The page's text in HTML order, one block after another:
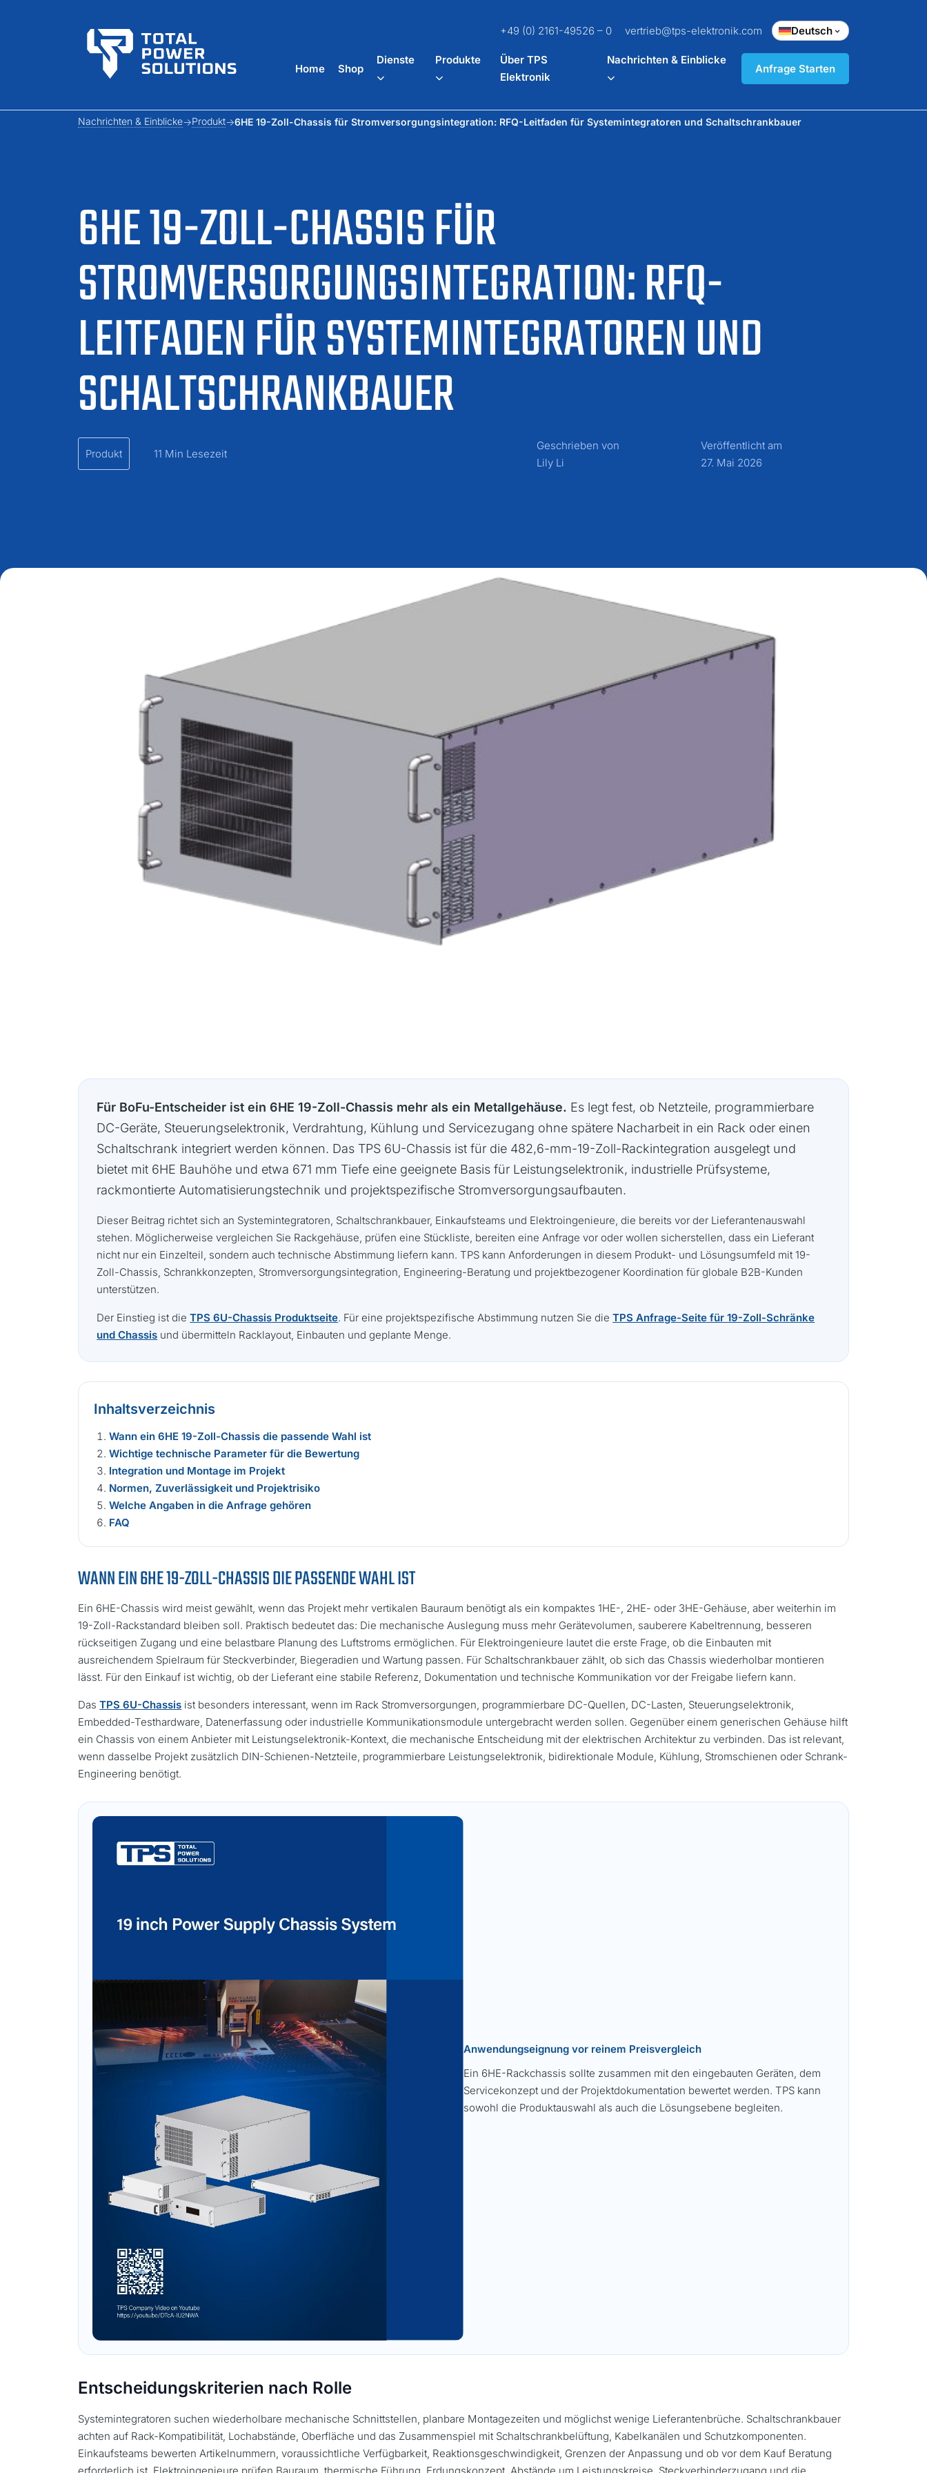
+49 (0) 2161-49526 – 0 vertrieb@tps-elektronik.com Deutsch
Home Shop
Dienste Produkte
Über TPS
Elektronik
Nachrichten & Einblicke
Anfrage Starten
6HE 19-ZOLL-CHASSIS FÜR
STROMVERSORGUNGSINTEGRATION: RFQ-
LEITFADEN FÜR SYSTEMINTEGRATOREN UND
SCHALTSCHRANKBAUER
Nachrichten & Einblicke Produkt 6HE 19-Zoll-Chassis für Stromversorgungsintegration: RFQ-Leitfaden für Systemintegratoren und Schaltschrankbauer
Produkt 11 Min Lesezeit
Geschrieben von
Lily Li
Veröffentlicht am
27. Mai 2026
Für BoFu-Entscheider ist ein 6HE 19-Zoll-Chassis mehr als ein Metallgehäuse. Es legt fest, ob Netzteile, programmierbare
DC-Geräte, Steuerungselektronik, Verdrahtung, Kühlung und Servicezugang ohne spätere Nacharbeit in ein Rack oder einen
Schaltschrank integriert werden können. Das TPS 6U-Chassis ist für die 482,6-mm-19-Zoll-Rackintegration ausgelegt und
bietet mit 6HE Bauhöhe und etwa 671 mm Tiefe eine geeignete Basis für Leistungselektronik, industrielle Prüfsysteme,
rackmontierte Automatisierungstechnik und projektspezifische Stromversorgungsaufbauten.
Dieser Beitrag richtet sich an Systemintegratoren, Schaltschrankbauer, Einkaufsteams und Elektroingenieure, die bereits vor der Lieferantenauswahl
stehen. Möglicherweise vergleichen Sie Rackgehäuse, prüfen eine Stückliste, bereiten eine Anfrage vor oder wollen sicherstellen, dass ein Lieferant
nicht nur ein Einzelteil, sondern auch technische Abstimmung liefern kann. TPS kann Anforderungen in diesem Produkt- und Lösungsumfeld mit 19-
Zoll-Chassis, Schrankkonzepten, Stromversorgungsintegration, Engineering-Beratung und projektbezogener Koordination für globale B2B-Kunden
unterstützen.
Der Einstieg ist dieTPS 6U-Chassis Produktseite. Für eine projektspezifische Abstimmung nutzen Sie dieTPS Anfrage-Seite für 19-Zoll-Schränke
und Chassis und übermitteln Racklayout, Einbauten und geplante Menge.
Inhaltsverzeichnis
Wann ein 6HE 19-Zoll-Chassis die passende Wahl ist
Wichtige technische Parameter für die Bewertung
Integration und Montage im Projekt
Normen, Zuverlässigkeit und Projektrisiko
Welche Angaben in die Anfrage gehören
FAQ
WANN EIN 6HE 19-ZOLL-CHASSIS DIE PASSENDE WAHL IST
Ein 6HE-Chassis wird meist gewählt, wenn das Projekt mehr vertikalen Bauraum benötigt als ein kompaktes 1HE-, 2HE- oder 3HE-Gehäuse, aber weiterhin im
19-Zoll-Rackstandard bleiben soll. Praktisch bedeutet das: Die mechanische Auslegung muss mehr Gerätevolumen, sauberere Kabeltrennung, besseren
rückseitigen Zugang und eine belastbare Planung des Luftstroms ermöglichen. Für Elektroingenieure lautet die erste Frage, ob die Einbauten mit
ausreichendem Spielraum für Steckverbinder, Biegeradien und Wartung passen. Für Schaltschrankbauer zählt, ob sich das Chassis wiederholbar montieren
lässt. Für den Einkauf ist wichtig, ob der Lieferant eine stabile Referenz, Dokumentation und technische Kommunikation vor der Freigabe liefern kann.
DasTPS 6U-Chassis ist besonders interessant, wenn im Rack Stromversorgungen, programmierbare DC-Quellen, DC-Lasten, Steuerungselektronik,
Embedded-Testhardware, Datenerfassung oder industrielle Kommunikationsmodule untergebracht werden sollen. Gegenüber einem generischen Gehäuse hilft
ein Chassis von einem Anbieter mit Leistungselektronik-Kontext, die mechanische Entscheidung mit der elektrischen Architektur zu verbinden. Das ist relevant,
wenn dasselbe Projekt zusätzlich DIN-Schienen-Netzteile, programmierbare Leistungselektronik, bidirektionale Module, Kühlung, Stromschienen oder Schrank-
Engineering benötigt.
Anwendungseignung vor reinem Preisvergleich
Ein 6HE-Rackchassis sollte zusammen mit den eingebauten Geräten, dem
Servicekonzept und der Projektdokumentation bewertet werden. TPS kann
sowohl die Produktauswahl als auch die Lösungsebene begleiten.
Entscheidungskriterien nach Rolle
Systemintegratoren suchen wiederholbare mechanische Schnittstellen, planbare Montagezeiten und möglichst wenige Lieferantenbrüche. Schaltschrankbauer
achten auf Rack-Kompatibilität, Lochabstände, Oberfläche und das Zusammenspiel mit Schaltschrankbelüftung, Kabelkanälen und Schutzkomponenten.
Einkaufsteams bewerten Artikelnummern, voraussichtliche Verfügbarkeit, Reaktionsgeschwindigkeit, Grenzen der Anpassung und ob vor dem Kauf Beratung